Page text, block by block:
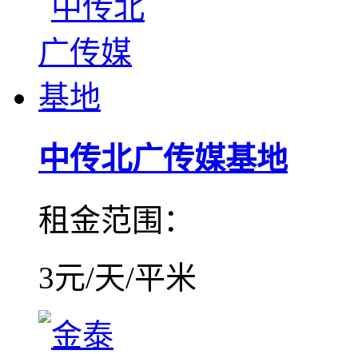
中传北广传媒基地
租金范围：
3元/天/平米